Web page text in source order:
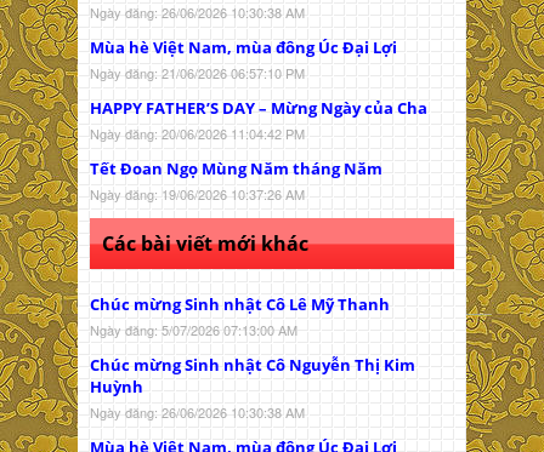
Ngày đăng: 26/06/2026 10:30:38 AM
Mùa hè Việt Nam, mùa đông Úc Đại Lợi
Ngày đăng: 21/06/2026 06:57:10 PM
HAPPY FATHER’S DAY – Mừng Ngày của Cha
Ngày đăng: 20/06/2026 11:04:42 PM
Tết Đoan Ngọ Mùng Năm tháng Năm
Ngày đăng: 19/06/2026 10:37:26 AM
Các bài viết mới khác
Chúc mừng Sinh nhật Cô Lê Mỹ Thanh
Ngày đăng: 5/07/2026 07:13:00 AM
Chúc mừng Sinh nhật Cô Nguyễn Thị Kim
Huỳnh
Ngày đăng: 26/06/2026 10:30:38 AM
Mùa hè Việt Nam, mùa đông Úc Đại Lợi